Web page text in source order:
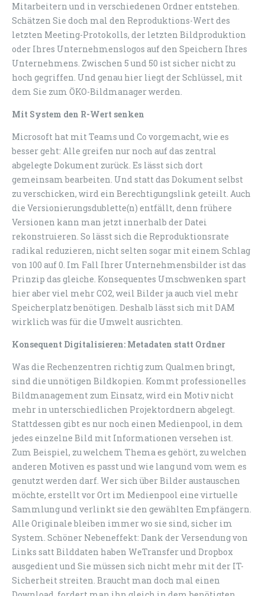
Mitarbeitern und in verschiedenen Ordner entstehen.
Schätzen Sie doch mal den Reproduktions-Wert des
letzten Meeting-Protokolls, der letzten Bildproduktion
oder Ihres Unternehmenslogos auf den Speichern Ihres
Unternehmens. Zwischen 5 und 50 ist sicher nicht zu
hoch gegriffen. Und genau hier liegt der Schlüssel, mit
dem Sie zum ÖKO-Bildmanager werden.
Mit System den R-Wert senken
Microsoft hat mit Teams und Co vorgemacht, wie es
besser geht: Alle greifen nur noch auf das zentral
abgelegte Dokument zurück. Es lässt sich dort
gemeinsam bearbeiten. Und statt das Dokument selbst
zu verschicken, wird ein Berechtigungslink geteilt. Auch
die Versionierungsdublette(n) entfällt, denn frühere
Versionen kann man jetzt innerhalb der Datei
rekonstruieren. So lässt sich die Reproduktionsrate
radikal reduzieren, nicht selten sogar mit einem Schlag
von 100 auf 0. Im Fall Ihrer Unternehmensbilder ist das
Prinzip das gleiche. Konsequentes Umschwenken spart
hier aber viel mehr CO2, weil Bilder ja auch viel mehr
Speicherplatz benötigen. Deshalb lässt sich mit DAM
wirklich was für die Umwelt ausrichten.
Konsequent Digitalisieren: Metadaten statt Ordner
Was die Rechenzentren richtig zum Qualmen bringt,
sind die unnötigen Bildkopien. Kommt professionelles
Bildmanagement zum Einsatz, wird ein Motiv nicht
mehr in unterschiedlichen Projektordnern abgelegt.
Stattdessen gibt es nur noch einen Medienpool, in dem
jedes einzelne Bild mit Informationen versehen ist.
Zum Beispiel, zu welchem Thema es gehört, zu welchen
anderen Motiven es passt und wie lang und vom wem es
genutzt werden darf. Wer sich über Bilder austauschen
möchte, erstellt vor Ort im Medienpool eine virtuelle
Sammlung und verlinkt sie den gewählten Empfängern.
Alle Originale bleiben immer wo sie sind, sicher im
System. Schöner Nebeneffekt: Dank der Versendung von
Links satt Bilddaten haben WeTransfer und Dropbox
ausgedient und Sie müssen sich nicht mehr mit der IT-
Sicherheit streiten. Braucht man doch mal einen